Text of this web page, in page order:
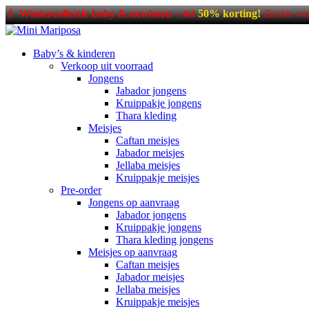
🍼Wintercollectie baby & newborn – tot50% korting! Zachte
Baby’s & kinderen
Verkoop uit voorraad
Jongens
Jabador jongens
Kruippakje jongens
Thara kleding
Meisjes
Caftan meisjes
Jabador meisjes
Jellaba meisjes
Kruippakje meisjes
Pre-order
Jongens op aanvraag
Jabador jongens
Kruippakje jongens
Thara kleding jongens
Meisjes op aanvraag
Caftan meisjes
Jabador meisjes
Jellaba meisjes
Kruippakje meisjes